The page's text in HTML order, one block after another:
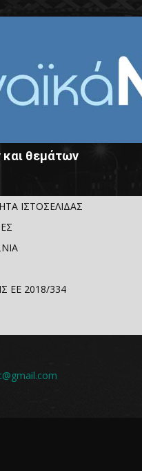
και θεμάτων
ΙΣΤΟΣΕΛΙΔΑΣ
2018/334